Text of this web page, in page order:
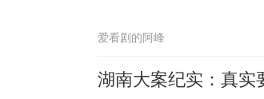
爱看剧的阿峰
湖南大案纪实：真实